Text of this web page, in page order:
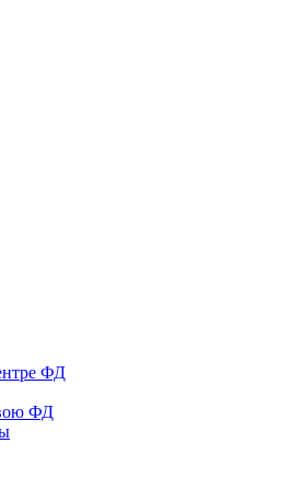
ФД
ФД